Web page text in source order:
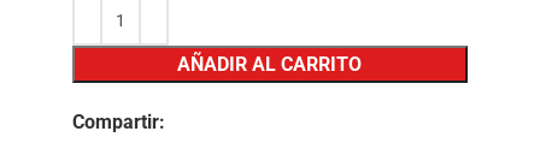
AÑADIR AL CARRITO
Compartir: